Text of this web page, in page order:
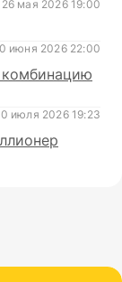
26 мая 2026 19:00
июня 2026 22:00
июля 2026 19:23